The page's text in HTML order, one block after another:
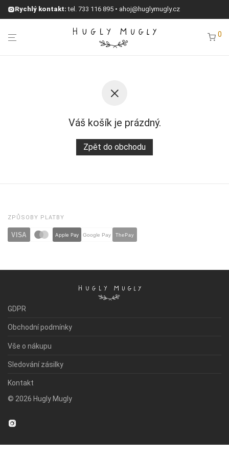
Rychlý kontakt: tel. 733 116 895 • ahoj@huglymugly.cz
0
Váš košík je prázdný.
Zpět do obchodu
ZPŮSOBY PLATBY
VISA Apple Pay Google Pay ThePay
GDPR
Obchodní podmínky
Vše o nákupu
Sledování zásilky
Kontakt
© 2026 Hugly Mugly